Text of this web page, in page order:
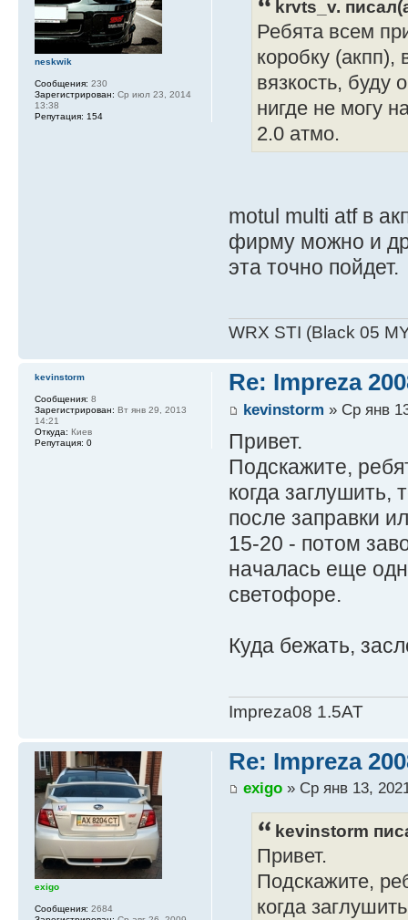
krvts_v.
Ребята всем
коробку (акпп),
вязкость,
нигде не могу
2.0 атмо.
motul multi atf в
фирму можно и
эта точно пойдет.
WRX STI (Black 05
neskwik
Сообщения: 230
Зарегистрирован: Ср июл 23, 2014
13:38
Репутация: 154
Re: Impreza
kevinstorm » Ср янв
Привет.
Подскажите,
когда заглушить,
после заправки
15-20 - потом
началась еще
светофоре.
Куда бежать,
Impreza08 1.5AT
kevinstorm
Сообщения: 8
Зарегистрирован: Вт янв 29, 2013
14:21
Откуда: Киев
Репутация: 0
Re: Impreza
exigo» Ср янв 13,
kevinstorm
Привет.
Подскажите,
когда
exigo
Сообщения: 2684